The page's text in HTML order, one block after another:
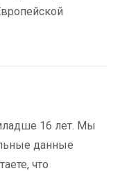
16 лет. Мы
данные
что